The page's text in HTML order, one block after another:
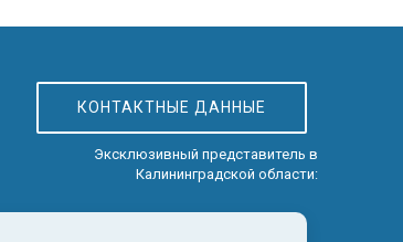
КОНТАКТНЫЕ ДАННЫЕ
Эксклюзивный представитель в
Калининградской области: